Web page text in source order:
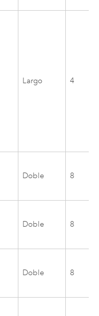
Largo 4
Doble 8
Doble 8
Doble 8